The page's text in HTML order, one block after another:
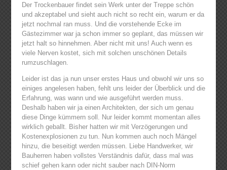
Der Trockenbauer findet sein Werk unter der Treppe schön
und akzeptabel und sieht auch nicht so recht ein, warum er da
jetzt nochmal ran muss. Und die vorstehende Ecke im
Gästezimmer war ja schon immer so geplant, das müssen wir
jetzt halt so hinnehmen. Aber nicht mit uns! Auch wenn es
viele Nerven kostet, sich mit solchen unschönen Details
rumzuschlagen.
Leider ist das ja nun unser erstes Haus und obwohl wir uns so
einiges angelesen haben, fehlt uns leider der Überblick und die
Erfahrung, was wann und wie ausgeführt werden muss.
Deshalb haben wir ja einen Architekten, der sich um genau
diese Dinge kümmern soll. Nur leider kommt momentan alles
wirklich geballt. Bisher hatten wir mit Verzögerungen und
Kostenexplosionen zu tun. Nun kommen auch noch Mängel
hinzu, die beseitigt werden müssen. Liebe Handwerker, wir
Bauherren haben vollstes Verständnis dafür, dass mal was
schief gehen kann oder nicht sauber nach DIN-Norm